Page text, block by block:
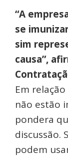
“A
se
sim
causa”,
Em
não estão
pondera
discussão.
podem